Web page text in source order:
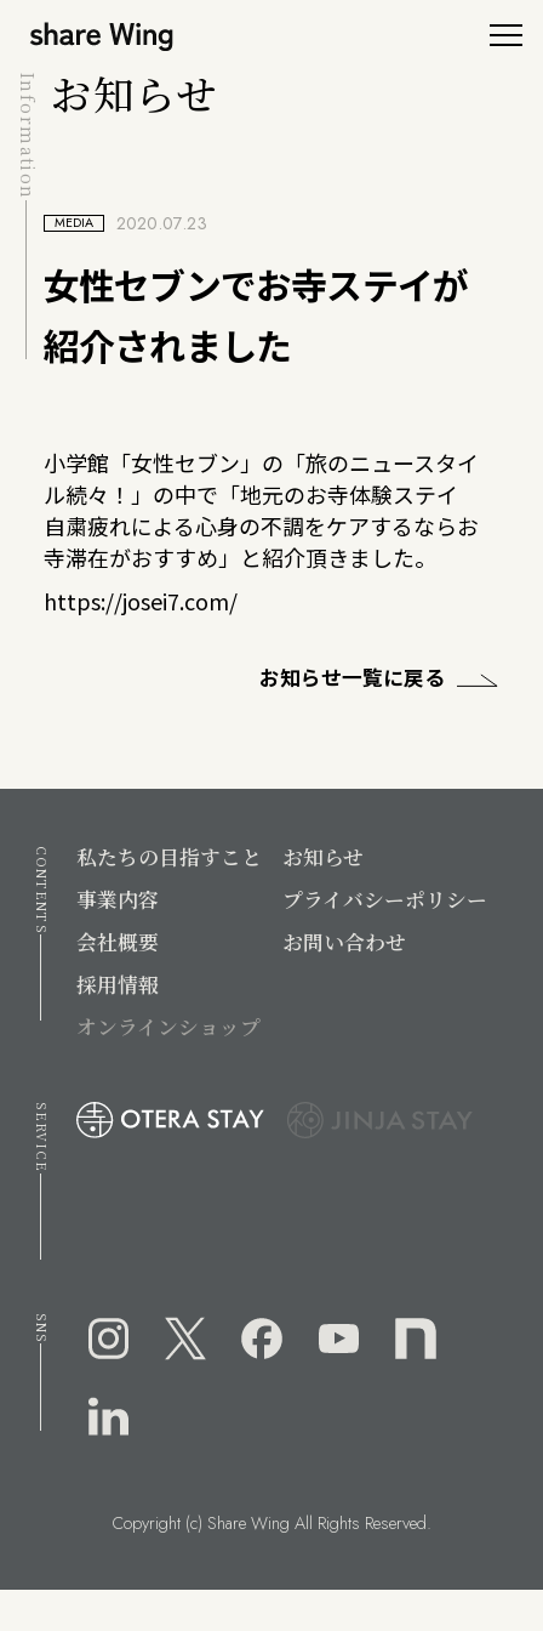
Information お知らせ
MEDIA 2020.07.23
女性セブンでお寺ステイが
紹介されました
小学館「女性セブン」の「旅のニュースタイ
ル続々！」の中で「地元のお寺体験ステイ
自粛疲れによる心身の不調をケアするならお
寺滞在がおすすめ」と紹介頂きました。
https://josei7.com/
お知らせ一覧に戻る
CONTENTS
私たちの目指すこと
事業内容
会社概要
採用情報
オンラインショップ
お知らせ
プライバシーポリシー
お問い合わせ
SERVICE
SNS
Copyright (c) Share Wing All Rights Reserved.